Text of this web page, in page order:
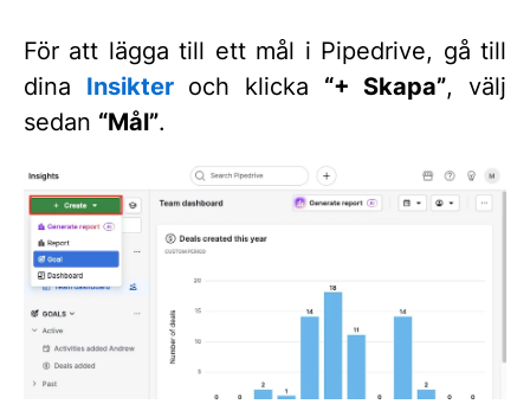
För att lägga till ett mål i Pipedrive, gå till
dina Insikteroch klicka “+ Skapa”, välj
sedan “Mål”.